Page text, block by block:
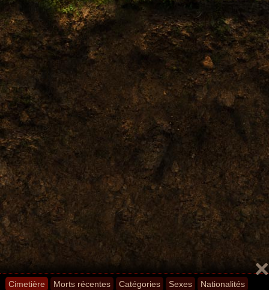
Cimetière Morts récentes Catégories Sexes Nationalités